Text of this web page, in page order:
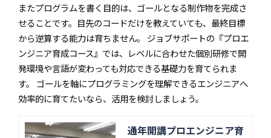
またプログラムを書く目的は、ゴールとなる制作物を完成さ
せることです。目先のコードだけを教えていても、最終目標
から逆算する能力は育ちません。 ジョブサポートの『プロエ
ンジニア育成コース』では、レベルに合わせた個別研修で開
発環境や言語が変わっても対応できる基礎力を育てられま
す。 ゴールを軸にプログラミングを理解できるエンジニアへ
効率的に育てたいなら、活用を検討しましょう。
通年開講プロエンジニア育